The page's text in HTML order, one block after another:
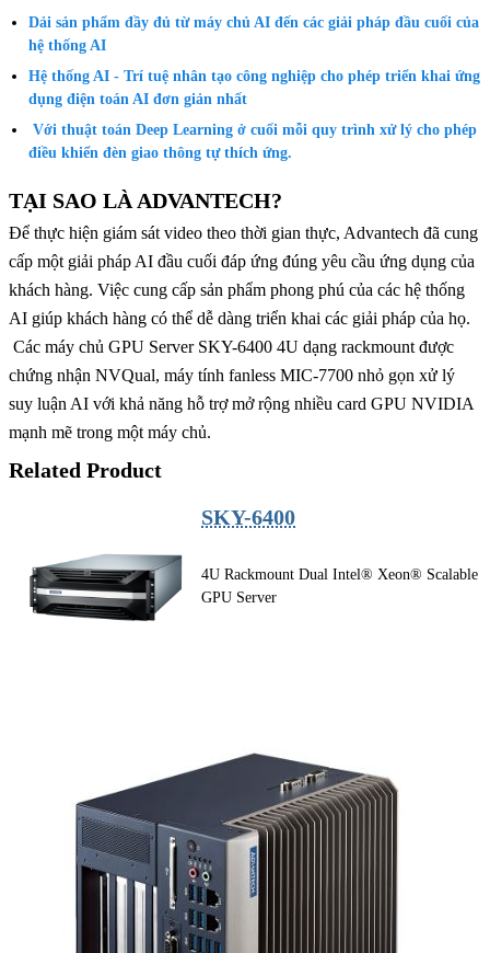
Dải sản phẩm đầy đủ từ máy chủ AI đến các giải pháp đầu cuối của
hệ thống AI
Hệ thống AI - Trí tuệ nhân tạo công nghiệp cho phép triển khai ứng
dụng điện toán AI đơn giản nhất
Với thuật toán Deep Learning ở cuối mỗi quy trình xử lý cho phép
điều khiển đèn giao thông tự thích ứng.
TẠI SAO LÀ ADVANTECH?
Để thực hiện giám sát video theo thời gian thực, Advantech đã cung
cấp một giải pháp AI đầu cuối đáp ứng đúng yêu cầu ứng dụng của
khách hàng. Việc cung cấp sản phẩm phong phú của các hệ thống
AI giúp khách hàng có thể dễ dàng triển khai các giải pháp của họ.
Các máy chủ GPU Server SKY-6400 4U dạng rackmount được
chứng nhận NVQual, máy tính fanless MIC-7700 nhỏ gọn xử lý
suy luận AI với khả năng hỗ trợ mở rộng nhiều card GPU NVIDIA
mạnh mẽ trong một máy chủ.
Related Product
SKY-6400
4U Rackmount Dual Intel® Xeon® Scalable
GPU Server